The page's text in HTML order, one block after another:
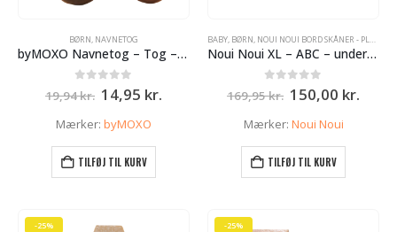
BØRN, NAVNETOG
byMOXO Navnetog – Tog – Vogn
ud af 5
19,94kr. Den
oprindelige
pris
var:
19,94 kr..
14,95 kr.Den
Mærker: byMOXO
TILFØJ TIL KURV
BABY, BØRN, NOUI NOUI BORD SKÅNER - PLACEMATS
Noui Noui XL – ABC – undervisnings – Bordskåner – 55 x 45 cm Dansk
ud af 5
169,95kr. Den
oprindelige
pris
169,95 kr..
150,00 kr.Den
Mærker: Noui Noui
TILFØJ TIL KURV
-25% -25%